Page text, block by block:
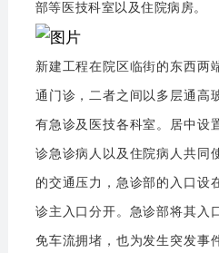
部等医技科室以及住院病房。
新建工程在院区临街的东西两
通门诊，二者之间以多层通高
有急诊及医技各科室。居中设
诊急诊病人以及住院病人共同
的交通压力，急诊部的入口设
诊主入口分开。急诊部将其入
免车流拥堵，也为发生突发事